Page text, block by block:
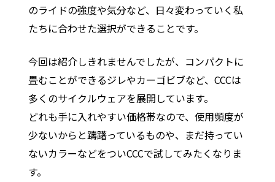
のライドの強度や気分など、日々変わっていく私
たちに合わせた選択ができることです。
今回は紹介しきれませんでしたが、コンパクトに
畳むことができるジレやカーゴビブなど、CCCは
多くのサイクルウェアを展開しています。
どれも手に入れやすい価格帯なので、使用頻度が
少ないからと躊躇っているものや、まだ持ってい
ないカラーなどをついCCCで試してみたくなりま
す。